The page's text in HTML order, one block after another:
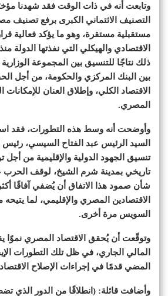
وتابعت أنه في ذات الوقت فقد شهدنا
مستقبلية مستقرة، وهو ما يؤكد فعالية
ذلك نتاجًا للتنسيق بين المجموعة الوزارية
بين البنك المركزي والحكومة، من أجل
الاقتصاد الكلي، وإطلاق العنان للإمكانات
المصري.
وأوضحت أنه وسط هذه التطورات، فقد
السيد الرئيس عبد الفتاح السيسي، رئيس
تنسيق الجهود الدولية والإقليمية من أجل
تاريخي بمدينة شرم الشيخ، لوقف
شأن صمود هذا الاتفاق أن يُضفي آفاقًا
الاقتصادين المصري والإقليمي، لما
السويس مرة أخرى.
المالي الجاري، في ظل تلك التطورات
المضي قدمًا في إجراءات الإصلاح
وأضافت قائلة: (انطلاقًا من الدور الذي